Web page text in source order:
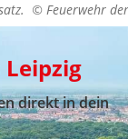
© Feuerwehr
direkt in dein